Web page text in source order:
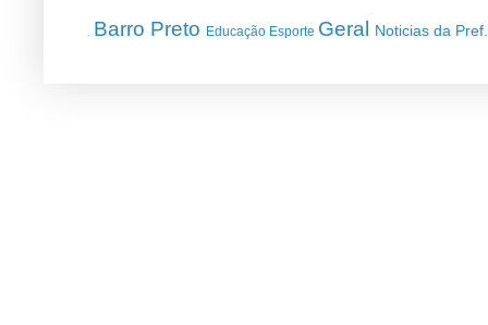
Barro Preto Educação Esporte Geral Noticias da